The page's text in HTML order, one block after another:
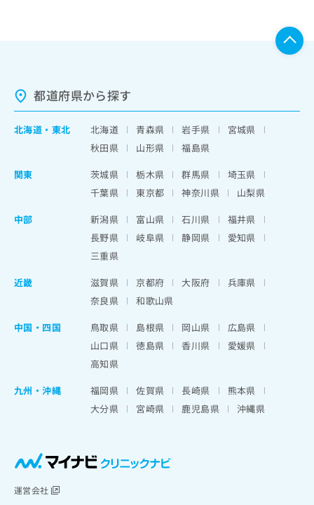
都道府県から探す
北海道 ・ 東北 北海道 青森県 岩手県
宮城県
秋田県
山形県
福島県
関東
茨城県 栃木県 群馬県
埼玉県
千葉県
東京都 神奈川県
山梨県
中部
新潟県 富山県 石川県
福井県
長野県
岐阜県 静岡県
愛知県
三重県
近畿
滋賀県 京都府 大阪府
兵庫県
奈良県
和歌山県
中国・四国
鳥取県 島根県 岡山県
広島県
山口県
徳島県 香川県
愛媛県
高知県
九州・沖縄
福岡県 佐賀県 長崎県
熊本県
大分県
宮崎県 鹿児島県 沖縄県
運営会社